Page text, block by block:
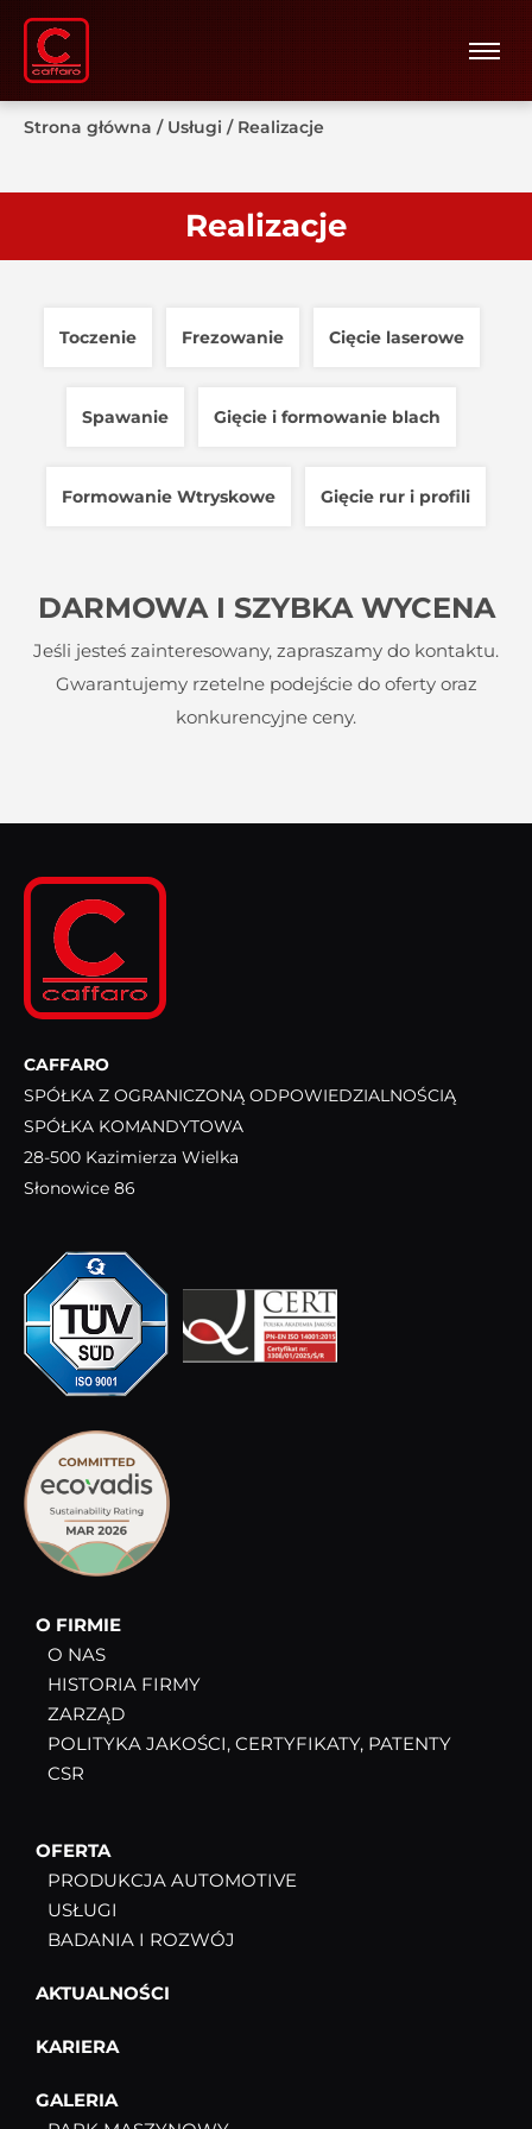
Strona główna / Usługi / Realizacje
Realizacje
Toczenie Frezowanie Cięcie laserowe
Spawanie Gięcie i formowanie blach
Formowanie Wtryskowe Gięcie rur i profili
DARMOWA I SZYBKA WYCENA
Jeśli jesteś zainteresowany, zapraszamy do kontaktu.
Gwarantujemy rzetelne podejście do oferty oraz
konkurencyjne ceny.
CAFFARO
SPÓŁKA Z OGRANICZONĄ ODPOWIEDZIALNOŚCIĄ
SPÓŁKA KOMANDYTOWA
28-500 Kazimierza Wielka
Słonowice 86
O FIRMIE
O NAS
HISTORIA FIRMY
ZARZĄD
POLITYKA JAKOŚCI, CERTYFIKATY, PATENTY
CSR
OFERTA
PRODUKCJA AUTOMOTIVE
USŁUGI
BADANIA I ROZWÓJ
AKTUALNOŚCI
KARIERA
GALERIA